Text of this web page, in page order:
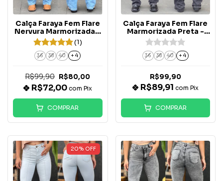
Calça Faraya Fem Flare
Nervura Marmorizada -
713
(1)
36 38 40 + 4
R$99,90 R$80,00
R$72,00 com Pix
COMPRAR
Calça Faraya Fem Flare
Marmorizada Preta -
923
36 38 40 + 4
R$99,90
R$89,91 com Pix
COMPRAR
20% OFF